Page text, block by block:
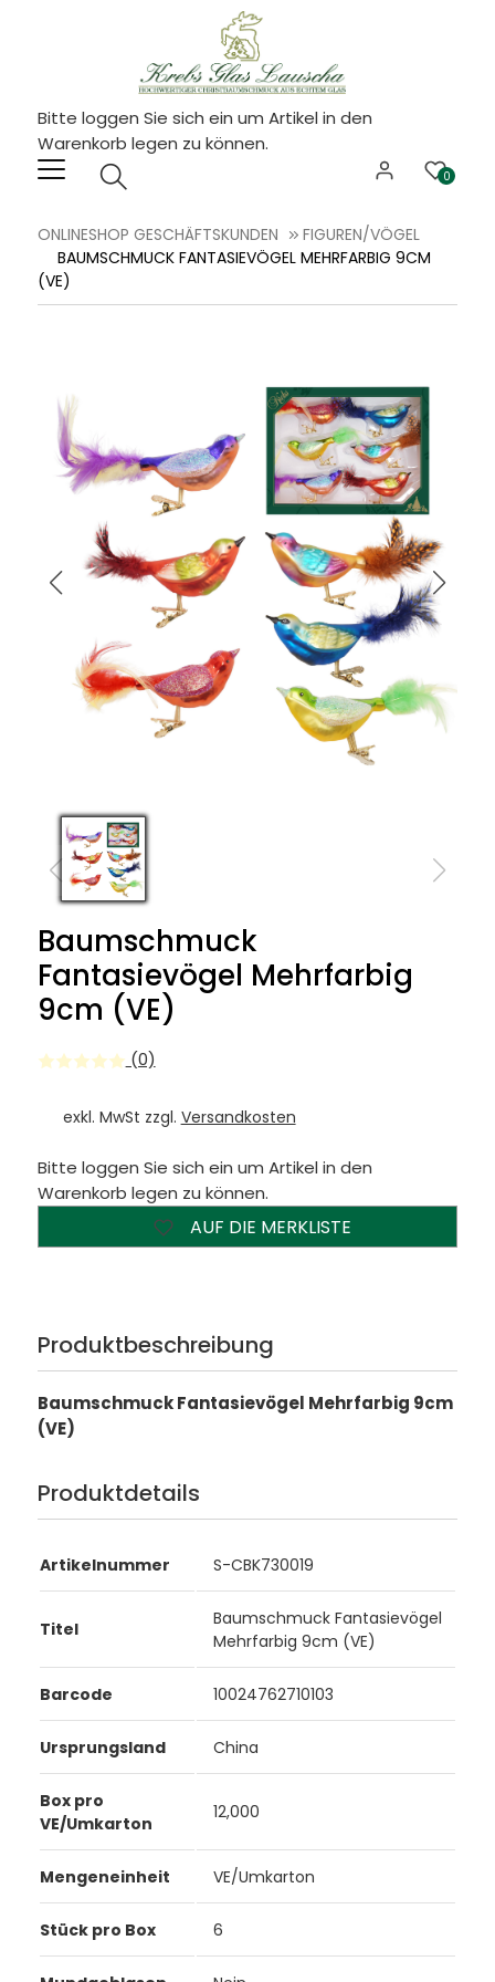
Bitte loggen Sie sich ein um Artikel in den
Warenkorb legen zu können.
0
ONLINESHOP GESCHÄFTSKUNDEN
FIGUREN/VÖGEL
BAUMSCHMUCK FANTASIEVÖGEL MEHRFARBIG 9CM
(VE)
Baumschmuck
Fantasievögel Mehrfarbig
9cm (VE)
(0)
exkl. MwSt zzgl. Versandkosten
Bitte loggen Sie sich ein um Artikel in den
Warenkorb legen zu können.
AUF DIE MERKLISTE
Produktbeschreibung
Baumschmuck Fantasievögel Mehrfarbig 9cm
(VE)
Produktdetails
Artikelnummer S-CBK730019
Titel
Baumschmuck Fantasievögel
Mehrfarbig 9cm (VE)
Barcode 10024762710103
Ursprungsland China
Box pro
VE/Umkarton
12,000
Mengeneinheit VE/Umkarton
Stück pro Box 6